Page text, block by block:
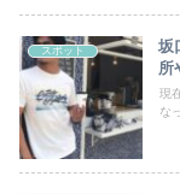
スポット
坂
所
現
な